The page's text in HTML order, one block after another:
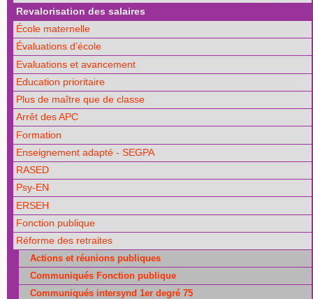
Revalorisation des salaires
École maternelle
Évaluations d’école
Evaluations et avancement
Education prioritaire
Plus de maître que de classe
Arrêt des APC
Formation
Enseignement adapté - SEGPA
RASED
Psy-EN
ERSEH
Fonction publique
Réforme des retraites
Actions et réunions publiques
Communiqués Fonction publique
Communiqués intersynd 1er degré 75